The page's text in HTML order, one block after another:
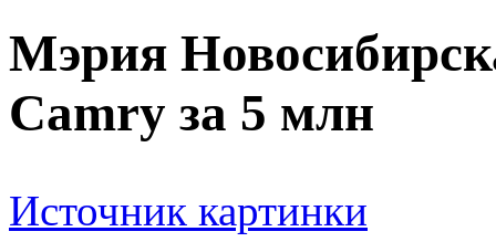
Мэрия
Camry за 5 млн
Источник картинки